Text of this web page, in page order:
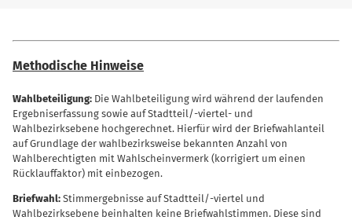
Methodische Hinweise
Wahlbeteiligung: Die Wahlbeteiligung wird während der laufenden
Ergebniserfassung sowie auf Stadtteil/-viertel- und
Wahlbezirksebene hochgerechnet. Hierfür wird der Briefwahlanteil
auf Grundlage der wahlbezirksweise bekannten Anzahl von
Wahlberechtigten mit Wahlscheinvermerk (korrigiert um einen
Rücklauffaktor) mit einbezogen.
Briefwahl: Stimmergebnisse auf Stadtteil/-viertel und
Wahlbezirksebene beinhalten keine Briefwahlstimmen. Diese sind